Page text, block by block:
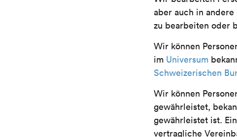
aber auch in
zu bearbeiten oder
Wir können
im Universum
Schweizerischen
Wir können
gewährleistet,
gewährleistet ist.
vertragliche